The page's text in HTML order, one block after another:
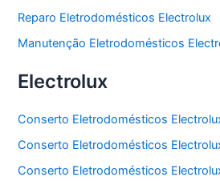
Reparo Eletrodomésticos Electrolux
Manutenção Eletrodomésticos
Electrolux
Conserto Eletrodomésticos
Conserto Eletrodomésticos
Conserto Eletrodomésticos